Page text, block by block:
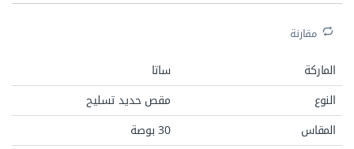
مقارنة
الماركة
ساتا
النوع
مقص حديد تسليح
المقاس
30 بوصة